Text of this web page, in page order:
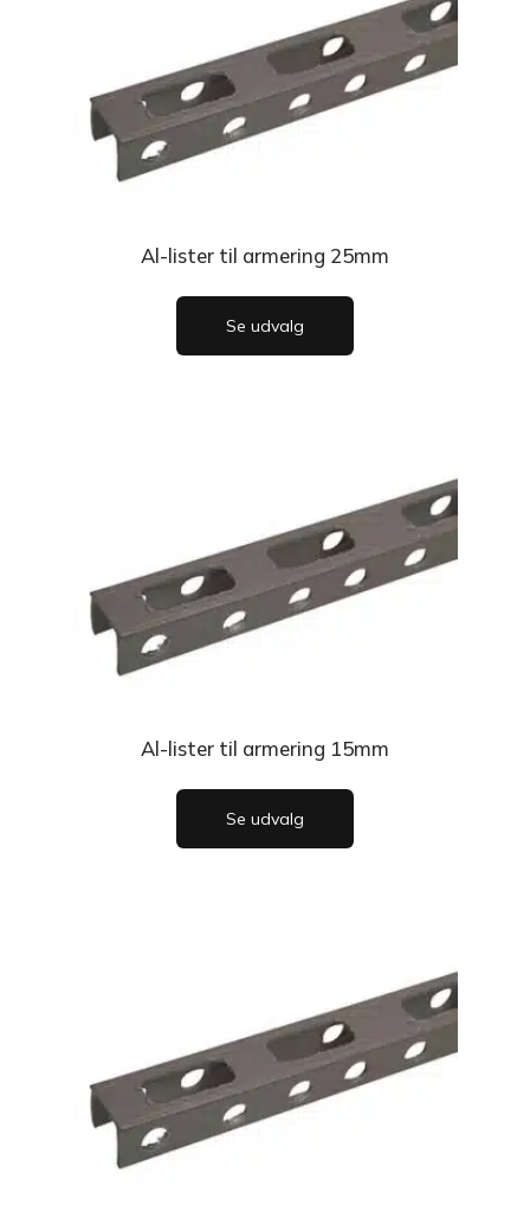
Al-lister til armering 25mm
Se udvalg
Al-lister til armering 15mm
Se udvalg